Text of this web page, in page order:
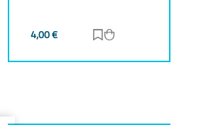
4,00€ Zur Merkliste